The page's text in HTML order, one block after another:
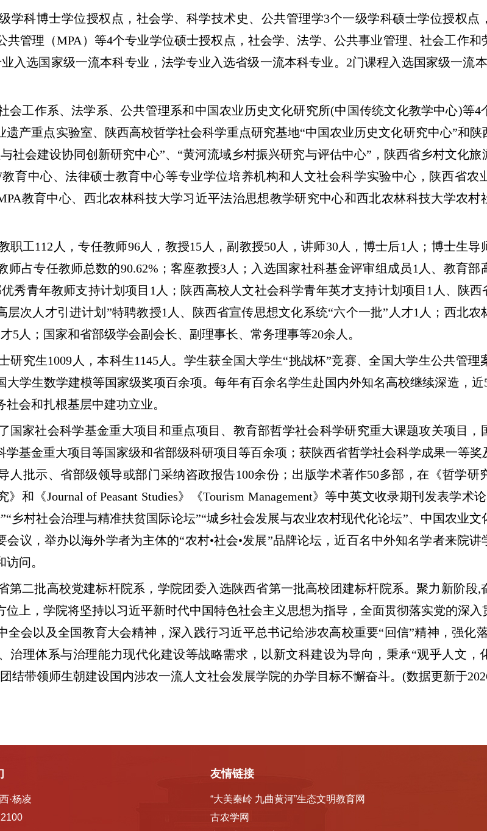
学科博士学位授权点，社会学、科学技术史、公共管理学3个一级学科硕士学位授权点
共管理（MPA）等4个专业学位硕士授权点，社会学、法学、公共事业管理、社会工作
入选国家级一流本科专业，法学专业入选省级一流本科专业。2门课程入选国家级一流
会工作系、法学系、公共管理系和中国农业历史文化研究所(中国传统文化教学中心)等4
遗产重点实验室、陕西高校哲学社会科学重点研究基地“中国农业历史文化研究中心”和陕
社会建设协同创新研究中心”、“黄河流域乡村振兴研究与评估中心”，陕西省乡村文化
育中心、法律硕士教育中心等专业学位培养机构和人文社会科学实验中心，陕西省农
教育中心、西北农林科技大学习近平法治思想教学研究中心和西北农林科技大学农村
职工112人，专任教师96人，教授15人，副教授50人，讲师30人，博士后1人；博士生导
师占专任教师总数的90.62%；客座教授3人；入选国家社科基金评审组成员1人、教育部
秀青年教师支持计划项目1人；陕西高校人文社会科学青年英才支持计划项目1人、陕西
层次人才引进计划”特聘教授1人、陕西省宣传思想文化系统“六个一批”人才1人；西北农
5人；国家和省部级学会副会长、副理事长、常务理事等20余人。
研究生1009人，本科生1145人。学生获全国大学生“挑战杯”竞赛、全国大学生公共管理
大学生数学建模等国家级奖项百余项。每年有百余名学生赴国内外知名高校继续深造，近
会和扎根基层中建功立业。
国家社会科学基金重大项目和重点项目、教育部哲学社会科学研究重大课题攻关项目，
学基金重大项目等国家级和省部级科研项目等百余项；获陕西省哲学社会科学成果一等奖
人批示、省部级领导或部门采纳咨政报告100余份；出版学术著作50多部，在《哲学研
》和《Journal of Peasant Studies》《Tourism Management》等中英文收录期刊发表学术
乡村社会治理与精准扶贫国际论坛”“城乡社会发展与农业农村现代化论坛”、中国农业
会议，举办以海外学者为主体的“农村•社会•发展”品牌论坛，近百名中外知名学者来院
问。
第二批高校党建标杆院系，学院团委入选陕西省第一批高校团建标杆院系。聚力新阶段,
位上，学院将坚持以习近平新时代中国特色社会主义思想为指导，全面贯彻落实党的深入
全会以及全国教育大会精神，深入践行习近平总书记给涉农高校重要“回信”精神，强化
治理体系与治理能力现代化建设等战略需求，以新文科建设为导向，秉承“观乎人文，
结带领师生朝建设国内涉农一流人文社会发展学院的办学目标不懈奋斗。(数据更新于
·杨凌
友情链接
“大美秦岭 九曲黄河”生态文明教育网
古农学网